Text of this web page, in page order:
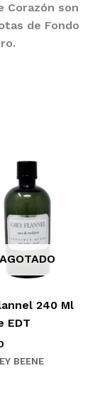
Corazón son
de Fondo
AGOTADO
240 Ml
EDT
BEENE